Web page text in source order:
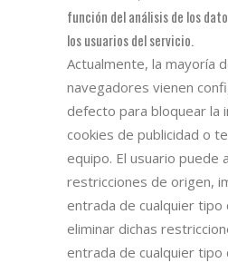
función del análisis de los
los usuarios del servicio.
Actualmente, la mayoría
navegadores vienen
defecto para bloquear la
cookies de publicidad o
equipo. El usuario puede
restricciones de origen,
entrada de cualquier tipo
eliminar dichas
entrada de cualquier tipo